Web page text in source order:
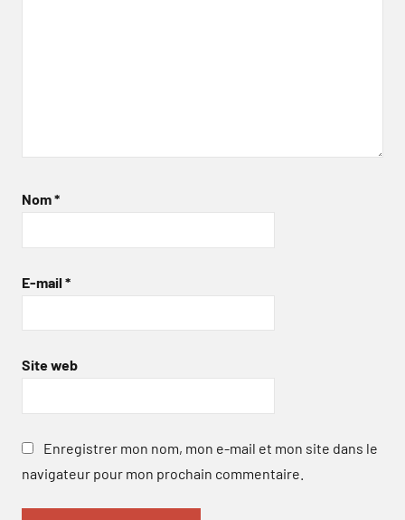
Nom*
E-mail *
Site web
Enregistrer mon nom, mon e-mail et mon site dans le
navigateur pour mon prochain commentaire.